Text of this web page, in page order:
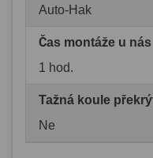
Auto-Hak
Čas montáže u nás
1 hod.
Tažná koule
Ne